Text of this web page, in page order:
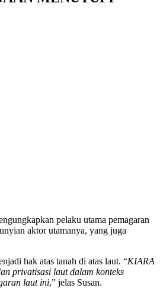
pelaku utama pemagaran
aktor utamanya, yang juga
hak atas tanah di atas laut. “KIARA
privatisasi laut dalam konteks
laut ini,” jelas Susan.